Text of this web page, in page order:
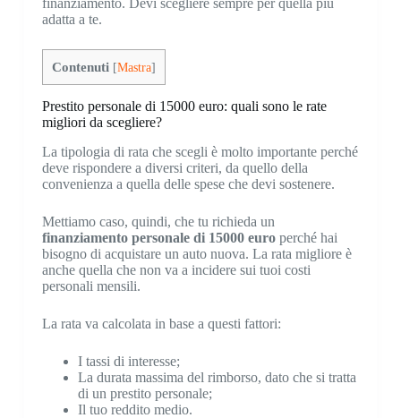
adatta a te.
Contenuti [Mastra]
Prestito personale di 15000 euro: quali sono le rate
migliori da scegliere?
La tipologia di rata che scegli è molto importante perché
deve rispondere a diversi criteri, da quello della
convenienza a quella delle spese che devi sostenere.
Mettiamo caso, quindi, che tu richieda un
finanziamento personale di 15000 europerché hai
bisogno di acquistare un auto nuova. La rata migliore è
anche quella che non va a incidere sui tuoi costi
personali mensili.
La rata va calcolata in base a questi fattori:
I tassi di interesse;
La durata massima del rimborso, dato che si tratta
di un prestito personale;
Il tuo reddito medio.